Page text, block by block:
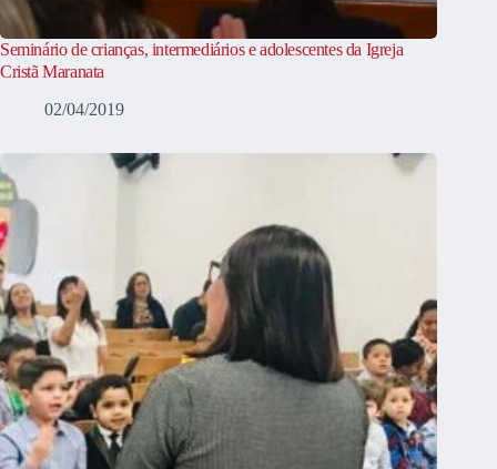
Seminário de crianças, intermediários e adolescentes da Igreja
Cristã Maranata
02/04/2019